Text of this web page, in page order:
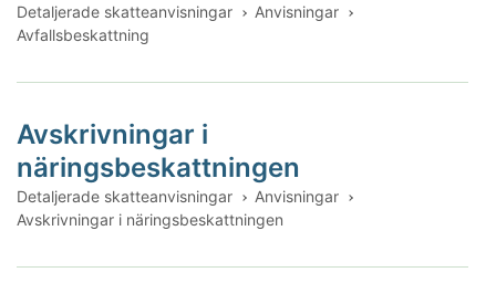
Detaljerade skatteanvisningar
Anvisningar
Avfallsbeskattning
Avskrivningar i
näringsbeskattningen
Detaljerade skatteanvisningar
Anvisningar
Avskrivningar i näringsbeskattningen